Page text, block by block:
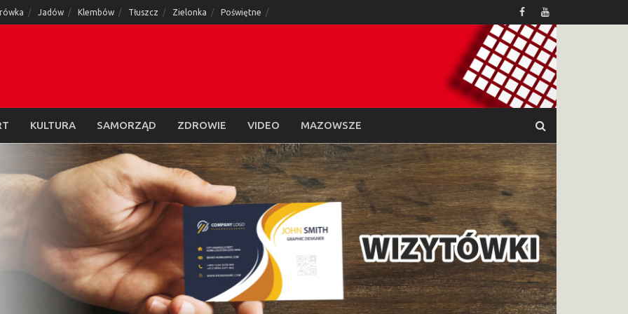
Jadów Klembów Tłuszcz Zielonka Poświętne
KULTURA SAMORZĄD ZDROWIE VIDEO MAZOWSZE